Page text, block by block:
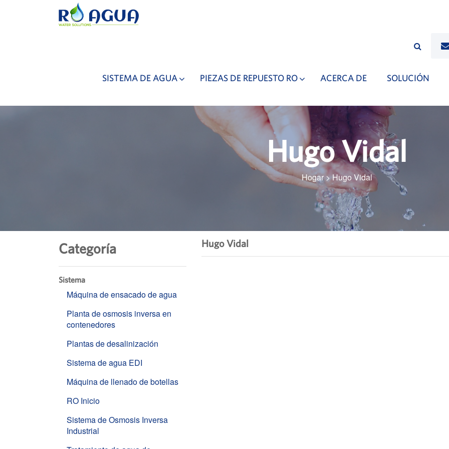
SISTEMA DE AGUA PIEZAS DE REPUESTO RO ACERCA DE SOLUCIÓN
Hugo Vidal
Hogar>Hugo Vidal
Categoría
Sistema
Máquina de ensacado de agua
Planta de osmosis inversa en
contenedores
Plantas de desalinización
Sistema de agua EDI
Máquina de llenado de botellas
RO Inicio
Sistema de Osmosis Inversa
Industrial
Hugo Vidal